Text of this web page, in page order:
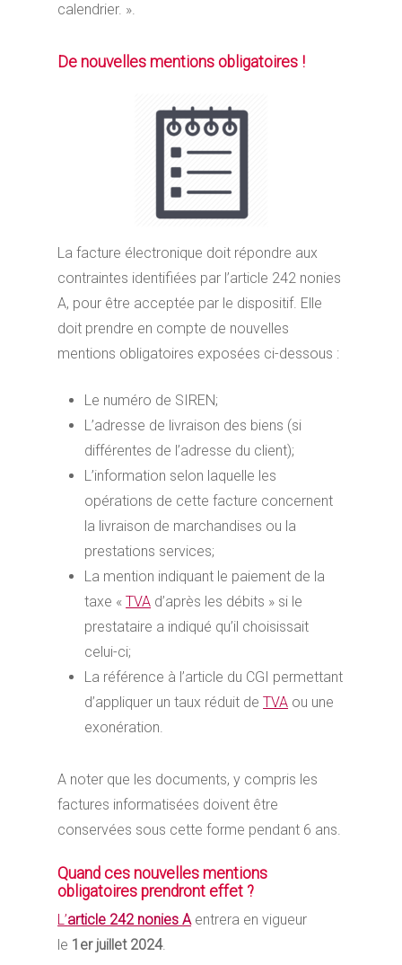
calendrier. ».
De nouvelles mentions obligatoires !
La facture électronique doit répondre aux
contraintes identifiées par l’article 242 nonies
A, pour être acceptée par le dispositif. Elle
doit prendre en compte de nouvelles
mentions obligatoires exposées ci-dessous :
Le numéro de SIREN;
L’adresse de livraison des biens (si
différentes de l’adresse du client);
L’information selon laquelle les
opérations de cette facture concernent
la livraison de marchandises ou la
prestations services;
La mention indiquant le paiement de la
taxe «TVA d’après les débits » si le
prestataire a indiqué qu’il choisissait
celui-ci;
La référence à l’article du CGI permettant
d’appliquer un taux réduit deTVA ou une
exonération.
A noter que les documents, y compris les
factures informatisées doivent être
conservées sous cette forme pendant 6 ans.
Quand ces nouvelles mentions
obligatoires prendront effet ?
L’article 242 nonies Aentrera en vigueur
le 1er juillet 2024.